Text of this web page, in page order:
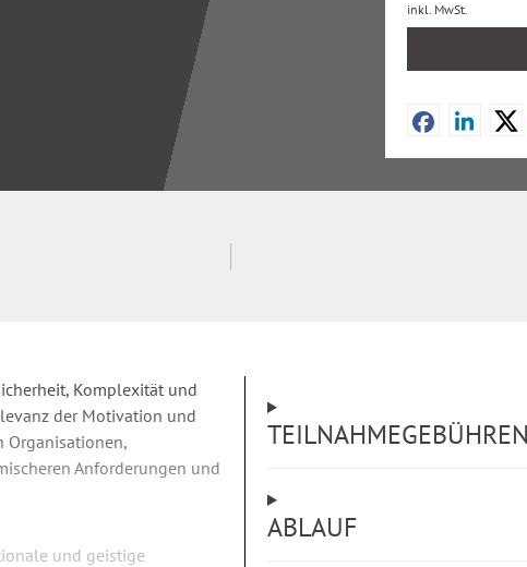
inkl. MwSt.
Komplexität und
der Motivation und
Organisationen,
Anforderungen und
und geistige
ABLAUF